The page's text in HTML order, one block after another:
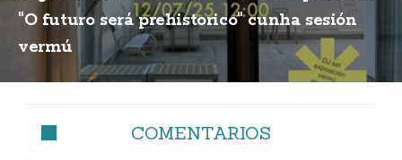
"O futuro será prehistorico" cunha sesión
vermú
COMENTARIOS